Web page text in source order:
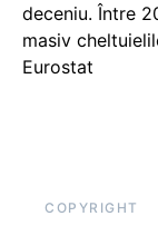
deceniu. Între
masiv
Eurostat
COPYRIGHT